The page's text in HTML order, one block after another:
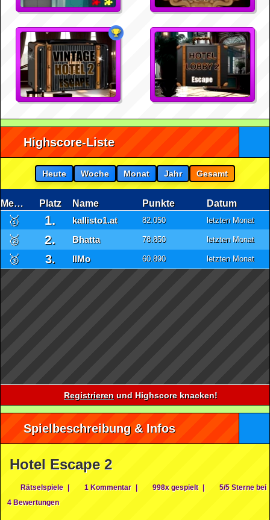
Highscore-Liste
Heute Woche Monat Jahr Gesamt
Medaille Platz Name Punkte Datum
🥇 1. kallisto1.at 82.050 letzten Monat
🥈 2. Bhatta 78.850 letzten Monat
🥉 3. IlMo 60.890 letzten Monat
Registrieren und Highscore knacken!
Spielbeschreibung & Infos
Hotel Escape 2
Rätselspiele | 1 Kommentar | 998x gespielt |
5/5 Sterne bei
4 Bewertungen